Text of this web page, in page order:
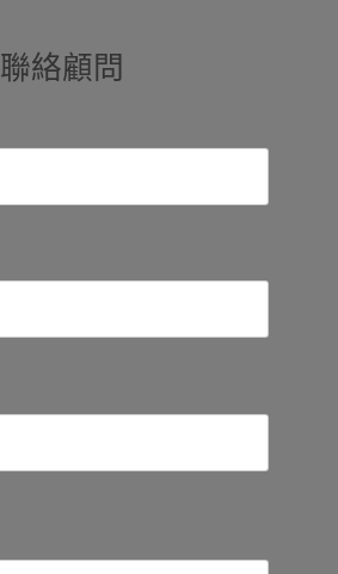
聯絡顧問